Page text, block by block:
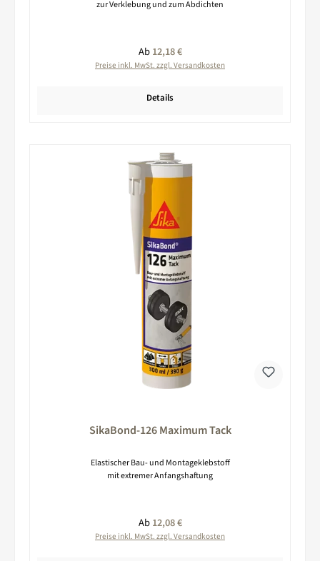
zur Verklebung und zum Abdichten
Regulärer Preis:
Ab12,18 €
Preise inkl. MwSt. zzgl. Versandkosten
Details
SikaBond-126 Maximum Tack
Elastischer Bau- und Montageklebstoff
mit extremer Anfangshaftung
Regulärer Preis:
Ab12,08 €
Preise inkl. MwSt. zzgl. Versandkosten